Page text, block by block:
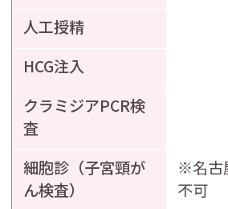
人工授精
HCG注入
クラミジアPCR検
査
細胞診（子宮頸が
ん検査）
※名古
不可